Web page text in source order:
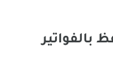
بالفواتير